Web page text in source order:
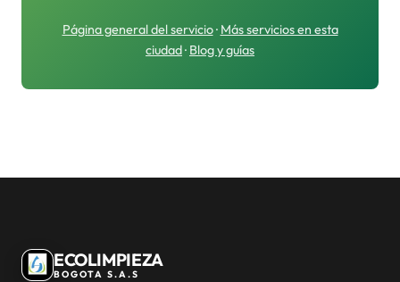
Página general del servicio· Más servicios en esta
ciudad· Blog y guías
ECOLIMPIEZA
BOGOTA S.A.S